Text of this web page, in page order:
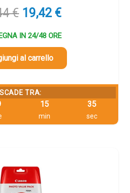
€ Il
originale
era:
20,44 €.
19,42 €Il
attuale
è:
IN 24/48 ORE
al carrello
SCADE TRA:
15
min
34
sec